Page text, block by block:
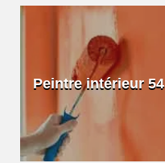
Peintre intérieur 54